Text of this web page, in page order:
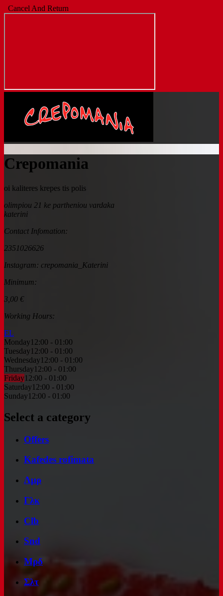
Cancel And Return
Crepomania
oi kaliteres krepes tis polis
olimpiou 21 ke partheniou vardaka
katerini
Contact Infomation:
2351026626
Instagram: crepomania_Katerini
Minimum:
3,00 €
Working Hours:
ΕL
Monday 12:00 - 01:00
Tuesday12:00 - 01:00
Wednesday12:00 - 01:00
Thursday12:00 - 01:00
Friday12:00 - 01:00
Saturday12:00 - 01:00
Sunday12:00 - 01:00
Select a category
Offers
Kafedes rofimata
Λμρ
Γλκ
Clb
Snd
Μρδ
Σλτ